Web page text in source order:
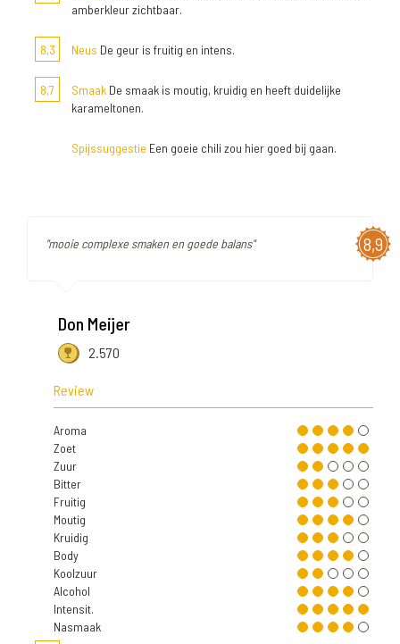
amberkleur zichtbaar.
8,3 Neus De geur is fruitig en intens.
8,7 Smaak De smaak is moutig, kruidig en heeft duidelijke
karameltonen.
Spijssuggestie Een goeie chili zou hier goed bij gaan.
8,9
"mooie complexe smaken en goede balans"
Don Meijer
2.570
Review
Aroma
Zoet
Zuur
Bitter
Fruitig
Moutig
Kruidig
Body
Koolzuur
Alcohol
Intensit.
Nasmaak